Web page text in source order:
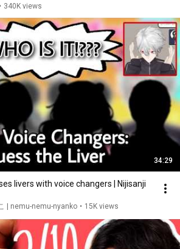
• 340K views
34:29
livers with voice changers | Nijisanji
| nemu-nemu-nyanko • 15K views